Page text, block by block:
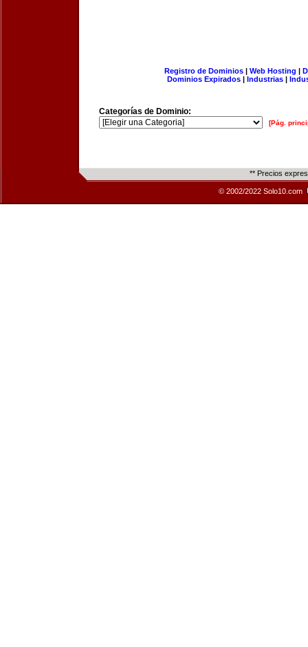
Registro de Dominios| Web Hosting |
Dominios Expirados | Industrias |
Categorías de Dominio:
[Pág.
** Precios
© 2002/2022 Solo10.com